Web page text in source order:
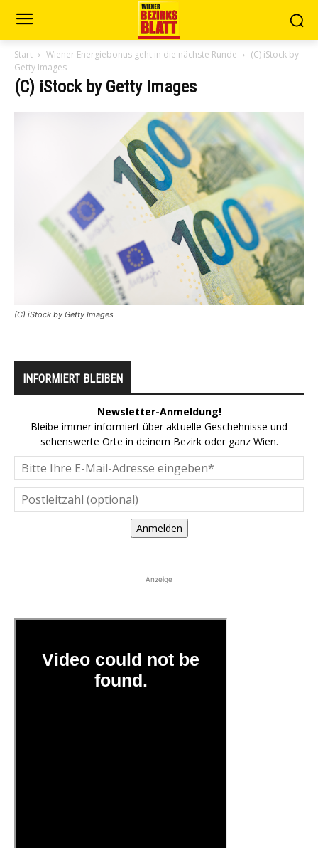
Start Wiener Energiebonus geht in die nächste Runde
(C) iStock by
Getty Images
(C) iStock by Getty Images
(C) iStock by Getty Images
INFORMIERT BLEIBEN
Newsletter-Anmeldung!
Bleibe immer informiert über aktuelle Geschehnisse und
sehenswerte Orte in deinem Bezirk oder ganz Wien.
Anmelden
Anzeige